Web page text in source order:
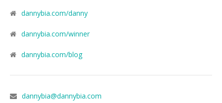
dannybia.com/danny
dannybia.com/winner
dannybia.com/blog
dannybia@dannybia.com